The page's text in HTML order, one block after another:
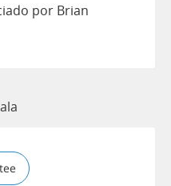
por Brian